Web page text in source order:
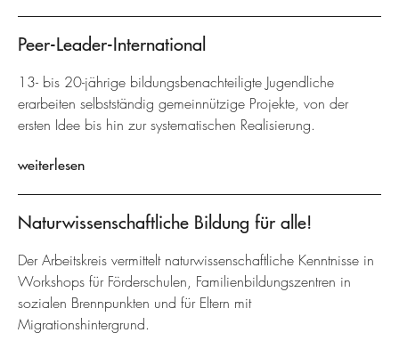
Peer-Leader-International
13- bis 20-jährige bildungsbenachteiligte Jugendliche
erarbeiten selbstständig gemeinnützige Projekte, von der
ersten Idee bis hin zur systematischen Realisierung.
weiterlesen
Naturwissenschaftliche Bildung für alle!
Der Arbeitskreis vermittelt naturwissenschaftliche Kenntnisse in
Workshops für Förderschulen, Familienbildungszentren in
sozialen Brennpunkten und für Eltern mit
Migrationshintergrund.